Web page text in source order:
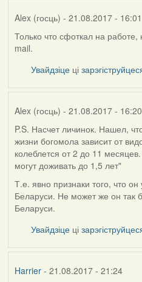
Alex (госць) - 21.08.2017 - 16:01
Только что сфоткал на
mail.
Увайдзіце ці
Alex (госць) - 21.08.2017 - 16:20
P.S. Насчет личинок. Нашел,
жизни богомола зависит от
колеблется от 2 до 11
могут доживать до 1,5 лет"
Т.е. явно признаки того, что
Беларуси. Не может же он так
Беларуси.
Увайдзіце ці
Harrier- 21.08.2017 - 21:24